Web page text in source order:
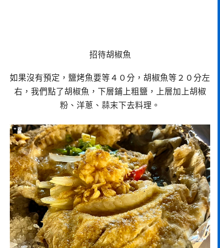
招待胡椒魚
如果沒有預定，鹽烤魚要等４０分，胡椒魚等２０分左
右，我們點了胡椒魚，下層鋪上粗鹽，上層加上胡椒
粉、洋蔥、蒜末下去料理。